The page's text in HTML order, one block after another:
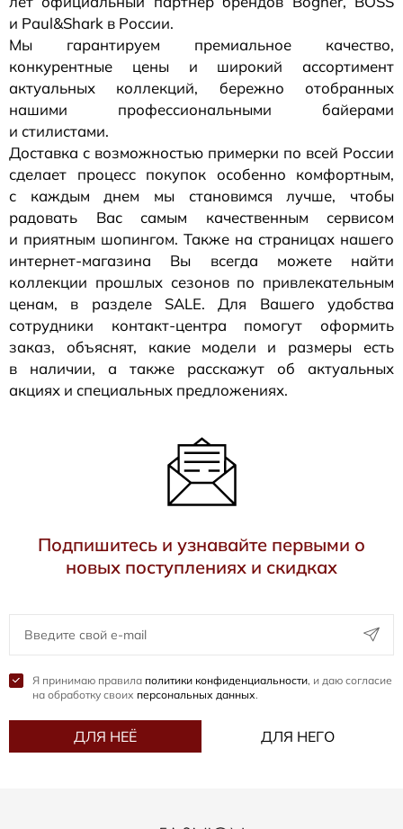
и Paul&Shark в России.
Мы гарантируем премиальное качество,
конкурентные цены и широкий ассортимент
актуальных коллекций, бережно отобранных
нашими профессиональными байерами
и стилистами.
Доставка с возможностью примерки по всей России
сделает процесс покупок особенно комфортным,
с каждым днем мы становимся лучше, чтобы
радовать Вас самым качественным сервисом
и приятным шопингом. Также на страницах нашего
интернет-магазина Вы всегда можете найти
коллекции прошлых сезонов по привлекательным
ценам, в разделе SALE. Для Вашего удобства
сотрудники контакт-центра помогут оформить
заказ, объяснят, какие модели и размеры есть
в наличии, а также расскажут об актуальных
акциях и специальных предложениях.
Подпишитесь и узнавайте первыми о
новых поступлениях и скидках
Я принимаю правила политики конфиденциальности, и даю согласие
на обработку своих персональных данных.
ДЛЯ НЕЁ ДЛЯ НЕГО